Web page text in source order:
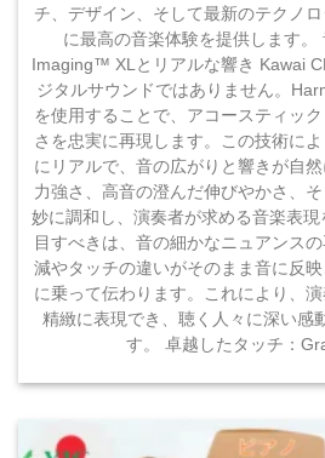
チ、デザイン、そして最新のテクノ
に最高の音楽体験を提供します
Imaging™ XLとリアルな響き Kawai
ジタルサウンドではありません。
を使用することで、アコースティッ
さを忠実に再現します。この技術に
にリアルで、音の広がりと響きが自
力強さ、高音の澄んだ伸びやかさ、
妙に調和し、演奏者が求める音楽表
目すべきは、音の細かなニュアンス
減やタッチの違いがそのまま音に反
に乗って伝わります。これにより、
精緻に表現でき、聴く人々に深い感
す。 卓越したタッチ：